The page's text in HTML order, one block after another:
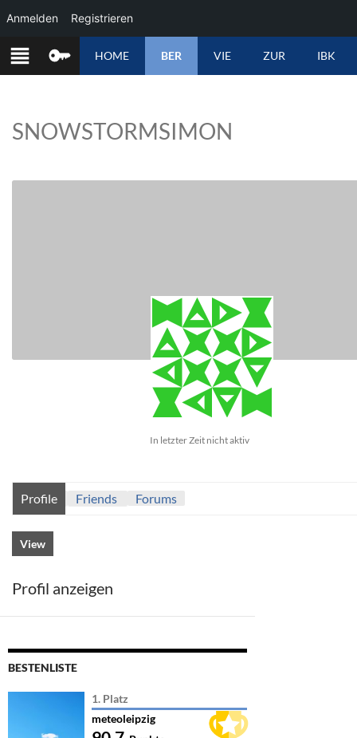
ZUM
INHALT
HOME BER VIE ZUR IBK
SNOWSTORMSIMON
In letzter Zeit nicht aktiv
Profile Friends Forums
View
Profil anzeigen
BESTENLISTE
1. Platz
meteoleipzig
Anmelden Registrieren